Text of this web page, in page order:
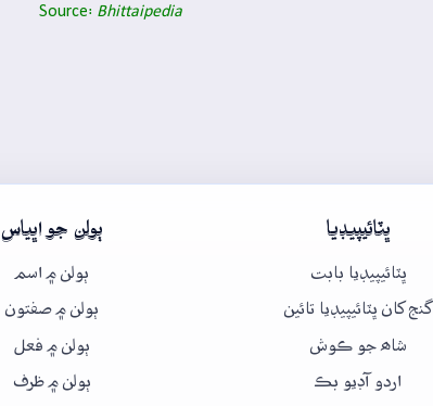
Source: Bhittaipedia
ڀٽائيپيڊيا
ڀٽائيپيڊيا بابت
گنج کان ڀٽائيپيڊيا تائين
شاھ جو ڪوش
اردو آڊيو بڪ
ٻولن جو اڀياس
ٻولن ۾ اسم
ٻولن ۾ صفتون
ٻولن ۾ فعل
ٻولن ۾ ظرف